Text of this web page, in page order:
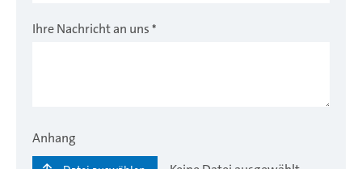
Ihre Nachricht an uns *
Anhang